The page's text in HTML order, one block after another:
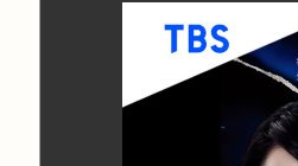
st
o
d
e
s
k
y